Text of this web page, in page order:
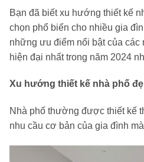
Bạn đã biết xu hướng thiết kế
chọn phổ biến cho nhiều gia
những ưu điểm nổi bật của các
hiện đại nhất trong năm 2024
Xu hướng thiết kế nhà phố
Nhà phố thường được thiết kế
nhu cầu cơ bản của gia đình